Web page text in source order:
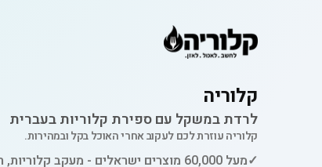
קלוריה
לרדת במשקל עם ספירת קלוריות בעברית
קלוריה עוזרת לכם לעקוב אחרי האוכל בקל ובמהירות.
✓מעל 60,000 מוצרים ישראלים - מעקב קלוריות, חלבון, פחמימות ושומן